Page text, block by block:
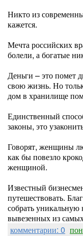
Никто из
кажется.
Мечта российских
болели, а богатые
Деньги – это помет
свою жизнь. Но
дом в хранилище
Единственный
законы, это
Говорят, женщины
как бы повезло
женщиной.
Известный
путешествовать.
собрать
вывезенных из
комментарии: 0